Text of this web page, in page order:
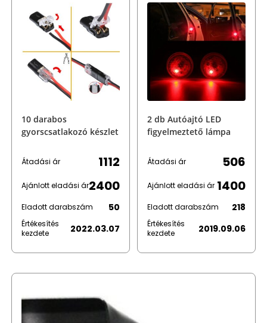
10 darabos
gyorscsatlakozó készlet
Átadási ár 1112
Ajánlott eladási ár2400
Eladott darabszám 50
Értékesítés
kezdete
2022.03.07
2 db Autóajtó LED
figyelmeztető lámpa
Átadási ár 506
Ajánlott eladási ár 1400
Eladott darabszám 218
Értékesítés
kezdete
2019.09.06